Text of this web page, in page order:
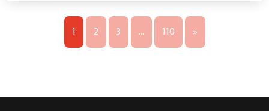
1 2 3 … 110 »